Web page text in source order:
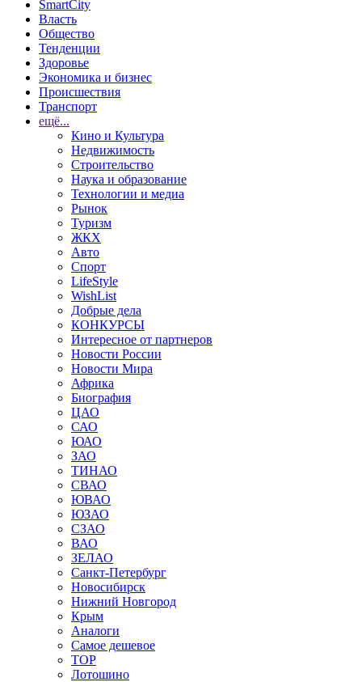
SmartCity
Власть
Общество
Тенденции
Здоровье
Экономика и бизнес
Происшествия
Транспорт
ещё...
Кино и Культура
Недвижимость
Строительство
Наука и образование
Технологии и медиа
Рынок
Туризм
ЖКХ
Авто
Спорт
LifeStyle
WishList
Добрые дела
КОНКУРСЫ
Интересное от партнеров
Новости России
Новости Мира
Африка
Биография
ЦАО
САО
ЮАО
ЗАО
ТИНАО
СВАО
ЮВАО
ЮЗАО
СЗАО
ВАО
ЗЕЛАО
Санкт-Петербург
Новосибирск
Нижний Новгород
Крым
Аналоги
Самое дешевое
TOP
Лотошино